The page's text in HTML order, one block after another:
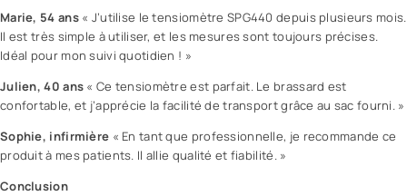
Marie, 54 ans « J’utilise le tensiomètre SPG440 depuis plusieurs mois.
Il est très simple à utiliser, et les mesures sont toujours précises.
Idéal pour mon suivi quotidien ! »
Julien, 40 ans « Ce tensiomètre est parfait. Le brassard est
confortable, et j’apprécie la facilité de transport grâce au sac fourni. »
Sophie, infirmière « En tant que professionnelle, je recommande ce
produit à mes patients. Il allie qualité et fiabilité. »
Conclusion